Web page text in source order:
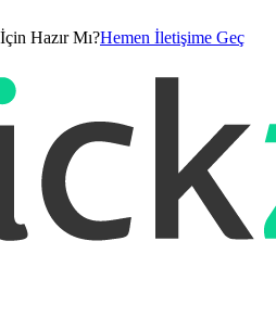
Hazır Mı?Hemen İletişime Geç